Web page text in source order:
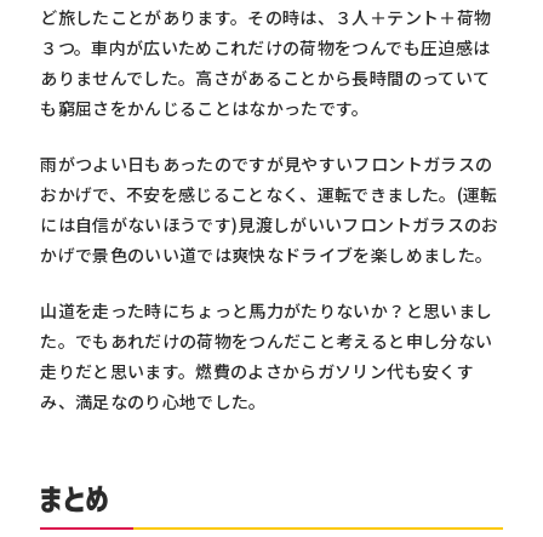
ど旅したことがあります。その時は、３人＋テント＋荷物
３つ。車内が広いためこれだけの荷物をつんでも圧迫感は
ありませんでした。高さがあることから長時間のっていて
も窮屈さをかんじることはなかったです。
雨がつよい日もあったのですが見やすいフロントガラスの
おかげで、不安を感じることなく、運転できました。(運転
には自信がないほうです)見渡しがいいフロントガラスのお
かげで景色のいい道では爽快なドライブを楽しめました。
山道を走った時にちょっと馬力がたりないか？と思いまし
た。でもあれだけの荷物をつんだこと考えると申し分ない
走りだと思います。燃費のよさからガソリン代も安くす
み、満足なのり心地でした。
まとめ